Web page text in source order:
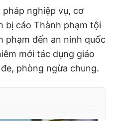
pháp nghiệp vụ, cơ
bị cáo Thành phạm tội
phạm đến an ninh quốc
mới tác dụng giáo
phòng ngừa chung.